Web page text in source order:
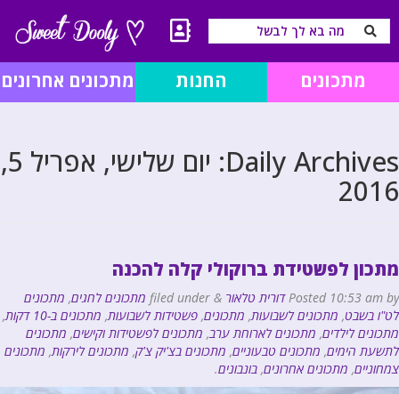
מתכונים החנות מתכונים אחרונים
Daily Archives:
יום שלישי, אפריל 5,
2016
מתכון לפשטידת ברוקולי קלה להכנה
Posted 10:53 am by דורית טלאור & מתכונים לחגים, מתכונים
לט"ו בשבט, מתכונים לשבועות, מתכונים, פשטידות לשבועות, מתכונים ב-10 דקות
,
מתכונים לילדים, מתכונים לארוחת ערב, מתכונים לפשטידות וקישים, מתכונים
לתשעת הימים, מתכונים טבעוניים, מתכונים בצ'יק צ'ק, מתכונים לירקות, מתכונים
צמחוניים, מתכונים אחרונים, בונבונים.